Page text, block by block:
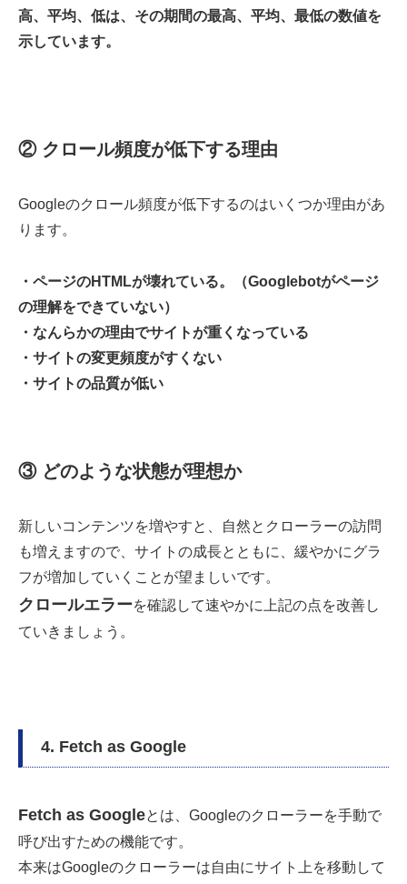
高、平均、低は、その期間の最高、平均、最低の数値を
示しています。
② クロール頻度が低下する理由
Googleのクロール頻度が低下するのはいくつか理由があ
ります。
・ページのHTMLが壊れている。（Googlebotがページ
の理解をできていない）
・なんらかの理由でサイトが重くなっている
・サイトの変更頻度がすくない
・サイトの品質が低い
③ どのような状態が理想か
新しいコンテンツを増やすと、自然とクローラーの訪問
も増えますので、 サイトの成長とともに、緩やかにグラ
フが増加していくことが望ましいです。
クロールエラーを確認して速やかに上記の点を改善し
ていきましょう。
4. Fetch as Google
Fetch as Googleとは、Googleのクローラーを手動で
呼び出すための機能です。
本来はGoogleのクローラーは自由にサイト上を移動して